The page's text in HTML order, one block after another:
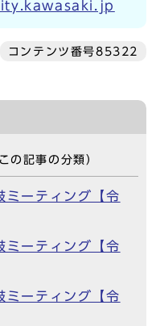
コンテンツ番号85322
この記事の分類）
ーティング【令
ーティング【令
ーティング【令